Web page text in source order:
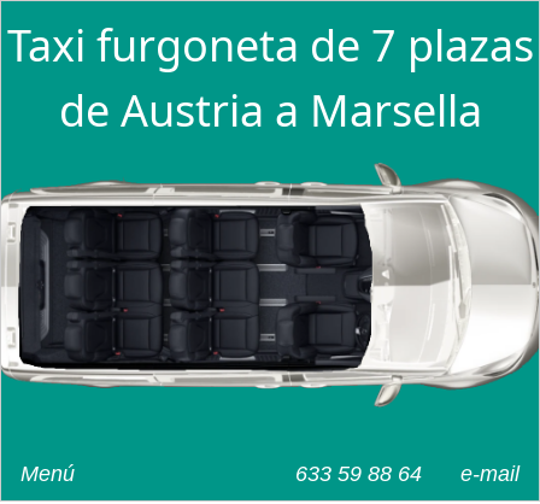
Taxi furgoneta de 7 plazas
de Austria a Marsella
e-mail
633 59 88 64
Menú